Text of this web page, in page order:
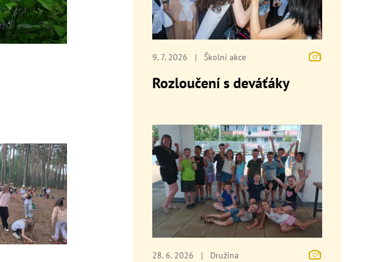
9. 7. 2026 | Školní akce
Rozloučení s deváťáky
28. 6. 2026 | Družina